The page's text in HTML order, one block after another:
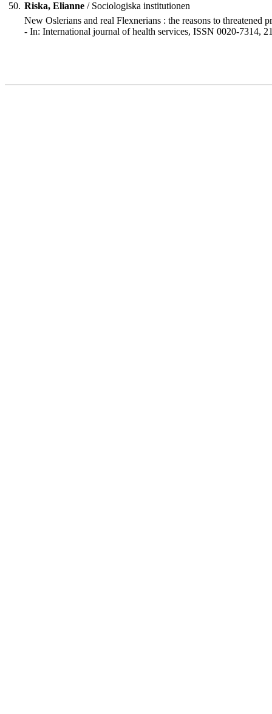
50. Riska, Elianne / Sociologiska institutionen
New Oslerians and real Flexnerians : the reasons to threatened
- In: International journal of health services, ISSN 0020-7314,